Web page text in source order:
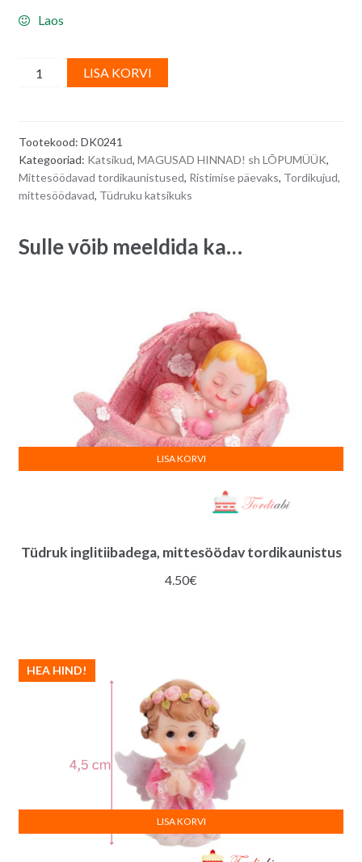
Laos
Katsiku
pildiraam
x
10
cm
LISA KORVI
a
Tootekood: DK0241
Kategooriad: Katsikud, MAGUSAD HINNAD! sh LÕPUMÜÜK,
Mittesöödavad tordikaunistused, Ristimise päevaks, Tordikujud,
mittesöödavad, Tüdruku katsikuks
Sulle võib meeldida ka…
Tüdruk inglitiibadega, mittesöödav tordikaunistus
4.50€
LISA KORVI
HEA HIND!
LISA KORVI